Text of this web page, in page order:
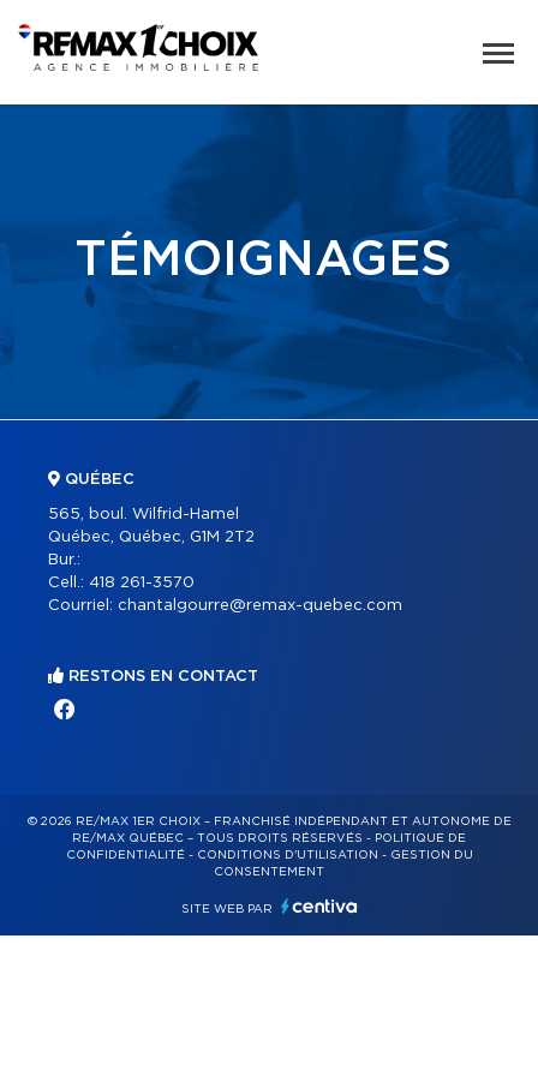
TÉMOIGNAGES
QUÉBEC
565, boul. Wilfrid-Hamel
Québec, Québec, G1M 2T2
Bur.:
Cell.: 418 261-3570
Courriel: chantalgourre@remax-quebec.com
RESTONS EN CONTACT
© 2026 RE/MAX 1ER CHOIX – FRANCHISÉ INDÉPENDANT ET AUTONOME DE
RE/MAX QUÉBEC – TOUS DROITS RÉSERVÉS - POLITIQUE DE
CONFIDENTIALITÉ- CONDITIONS D'UTILISATION - GESTION DU
CONSENTEMENT
SITE WEB PAR